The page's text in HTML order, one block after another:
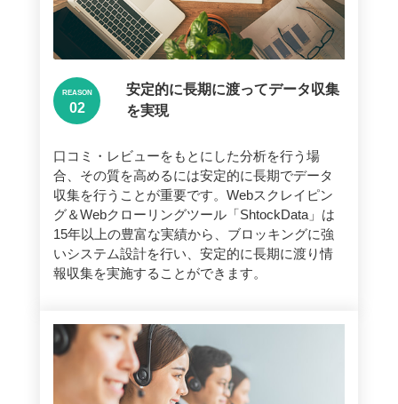
REASON
安定的に長期に渡ってデータ収集
を実現
口コミ・レビューをもとにした分析を行う場
合、その質を高めるには安定的に長期でデータ
収集を行うことが重要です。Webスクレイピン
グ＆Webクローリングツール「ShtockData」は
15年以上の豊富な実績から、ブロッキングに強
いシステム設計を行い、安定的に長期に渡り情
報収集を実施することができます。